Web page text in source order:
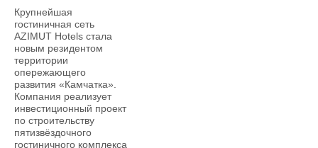
Крупнейшая
гостиничная сеть
AZIMUT Hotels стала
новым резидентом
территории
опережающего
развития «Камчатка».
Компания реализует
инвестиционный проект
по строительству
пятизвёздочного
гостиничного комплекса